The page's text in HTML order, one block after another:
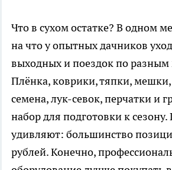
Что в сухом остатке? В одном
на что у опытных дачников
выходных и поездок по разным
Плёнка, коврики, тяпки,
семена, лук-севок, перчатки и
набор для подготовки к
удивляют: большинство
рублей. Конечно,